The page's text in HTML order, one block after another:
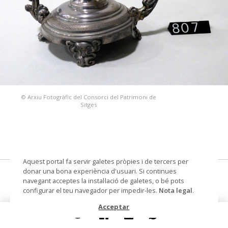
© Arxiu Fotogràfic del Consorci del Patrimoni de
Sitges
palmatòria
Datació cap a 1800
Aquest portal fa servir galetes pròpies i de tercers per
donar una bona experiència d'usuari. Si continues
navegant acceptes la instal·lació de galetes, o bé pots
configurar el teu navegador per impedir-les. Nota legal.
Acceptar